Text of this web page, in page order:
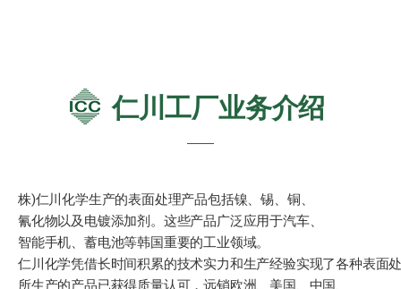
仁川工厂业务介绍
株)仁川化学生产的表面处理产品包括镍、锡、铜、
氰化物以及电镀添加剂。这些产品广泛应用于汽车、
智能手机、蓄电池等韩国重要的工业领域。
仁川化学凭借长时间积累的技术实力和生产经验实现了各种表面
所生产的产品已获得质量认可，远销欧洲、美国、中国、